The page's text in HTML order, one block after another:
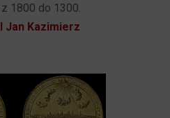
1800 do 1300.
Jan Kazimierz